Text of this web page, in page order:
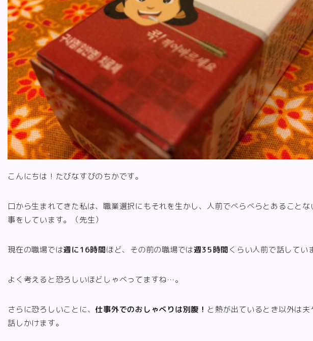
こんにちは！たびなすびのちかです。
口から生まれてきた私は、職業選択にもそれを生かし、人前でべらべらとあること
事をしています。（先生）
現在の職場では週に16時間ほど、その前の職場では週35時間 くらい人前で話してい
よく考えると恐ろしいほどしゃべってますね…。
さらに恐ろしいことに、仕事外でのおしゃべりは別腹！ と熱が出ているとき以外は
話しかけます。